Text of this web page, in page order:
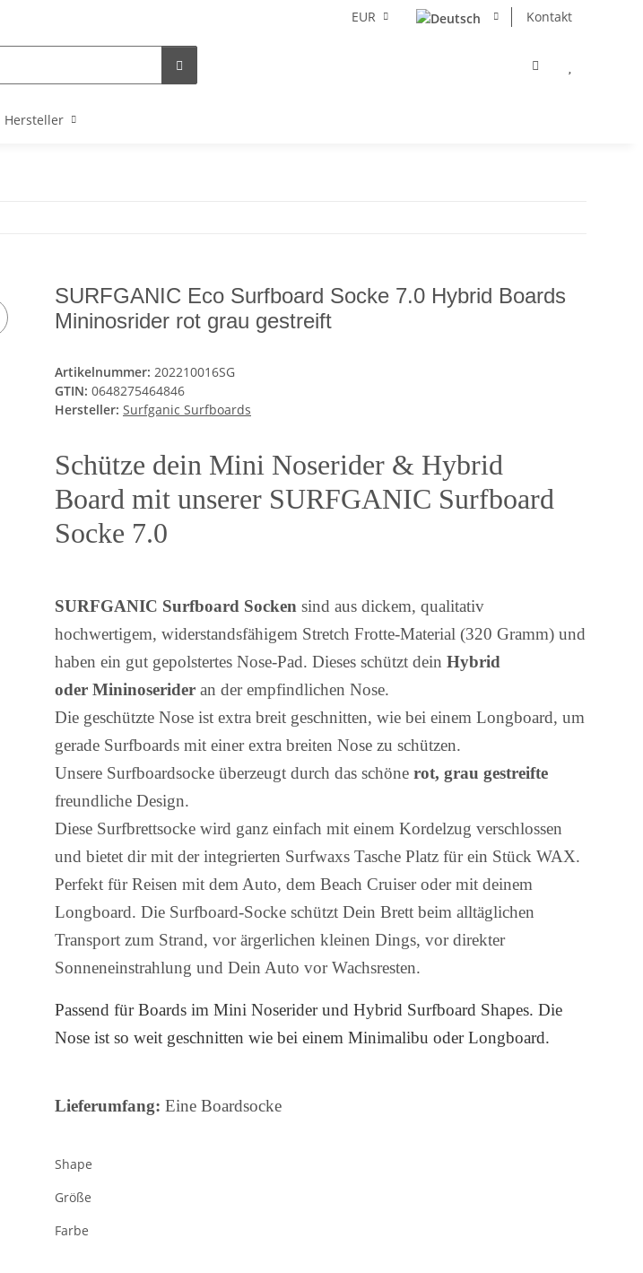
EUR Kontakt
Hersteller
SURFGANIC Eco Surfboard Socke 7.0 Hybrid Boards
Mininosrider rot grau gestreift
Artikelnummer: 202210016SG
GTIN: 0648275464846
Hersteller: Surfganic Surfboards
Schütze dein Mini Noserider & Hybrid
Board mit unserer SURFGANIC Surfboard
Socke 7.0
SURFGANIC Surfboard Socken sind aus dickem, qualitativ
hochwertigem, widerstandsfähigem Stretch Frotte-Material (320 Gramm) und
haben ein gut gepolstertes Nose-Pad. Dieses schützt dein Hybrid
oder Mininoserider an der empfindlichen Nose.
Die geschützte Nose ist extra breit geschnitten, wie bei einem Longboard, um
gerade Surfboards mit einer extra breiten Nose zu schützen.
Unsere Surfboardsocke überzeugt durch das schöne rot, grau gestreifte
freundliche Design.
Diese Surfbrettsocke wird ganz einfach mit einem Kordelzug verschlossen
und bietet dir mit der integrierten Surfwaxs Tasche Platz für ein Stück WAX.
Perfekt für Reisen mit dem Auto, dem Beach Cruiser oder mit deinem
Longboard. Die Surfboard-Socke schützt Dein Brett beim alltäglichen
Transport zum Strand, vor ärgerlichen kleinen Dings, vor direkter
Sonneneinstrahlung und Dein Auto vor Wachsresten.
Passend für Boards im Mini Noserider und Hybrid Surfboard Shapes. Die
Nose ist so weit geschnitten wie bei einem Minimalibu oder Longboard.
Lieferumfang: Eine Boardsocke
Shape
Größe
Farbe